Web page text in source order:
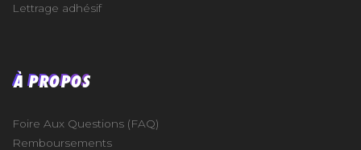
Lettrage adhésif
À PROPOS
Foire Aux Questions (FAQ)
Remboursements